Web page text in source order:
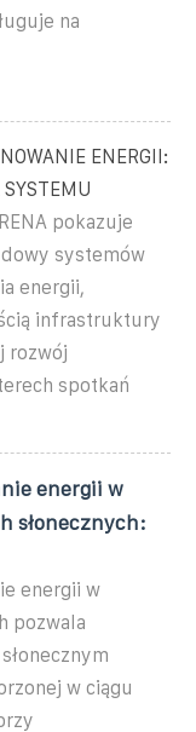
na
ENERGII:
SYSTEMU
pokazuje
systemów
energii,
infrastruktury
rozwój
spotkań
energii w
słonecznych:
energii w
pozwala
w ciągu